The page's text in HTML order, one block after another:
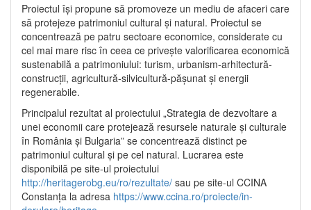
Proiectul își propune să promoveze un mediu de afaceri care
să protejeze patrimoniul cultural și natural. Proiectul se
concentrează pe patru sectoare economice, considerate cu
cel mai mare risc în ceea ce privește valorificarea economică
sustenabilă a patrimoniului: turism, urbanism-arhitectură-
construcții, agricultură-silvicultură-pășunat și energii
regenerabile.
Principalul rezultat al proiectului „Strategia de dezvoltare a
unei economii care protejează resursele naturale și culturale
în România și Bulgaria” se concentrează distinct pe
patrimoniul cultural și pe cel natural. Lucrarea este
disponibilă pe site-ul proiectului
http://heritagerobg.eu/ro/rezultate/ sau pe site-ul CCINA
Constanța la adresa https://www.ccina.ro/proiecte/in-